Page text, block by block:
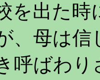
を出た時
、母は信
呼ばわり